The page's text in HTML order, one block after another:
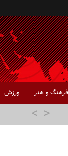
فرهنگ و هنر ورزش